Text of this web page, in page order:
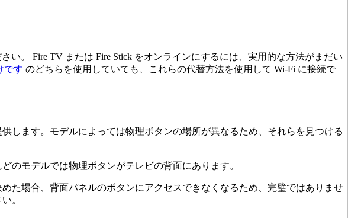
。 Fire TV または Fire Stick をオンラインにするには、実用的な方法がまだい
です のどちらを使用していても、これらの代替方法を使用して Wi-Fi に接続で
します。モデルによっては物理ボタンの場所が異なるため、それらを見つける
のモデルでは物理ボタンがテレビの背面にあります。
た場合、背面パネルのボタンにアクセスできなくなるため、完璧ではありませ
。